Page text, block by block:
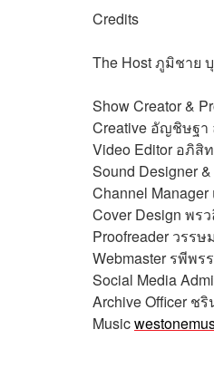
Credits
The Hostภูมิชาย
Show Creator &
Creative อัญชิษฐา
Video Editorอภิสิท
Sound Designer
Channel Manager
Cover Design พร
Proofreaderวรรษ
Webmasterรพีพร
Social Media
Archive Officerชริ
Music